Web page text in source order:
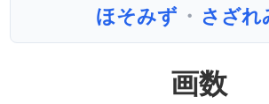
ほそみず ・ さざれ
画数